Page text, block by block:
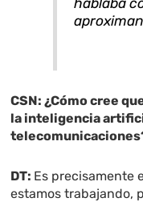
CSN:¿Cómo cree
la inteligencia
DT: Es precisamente
estamos trabajando,